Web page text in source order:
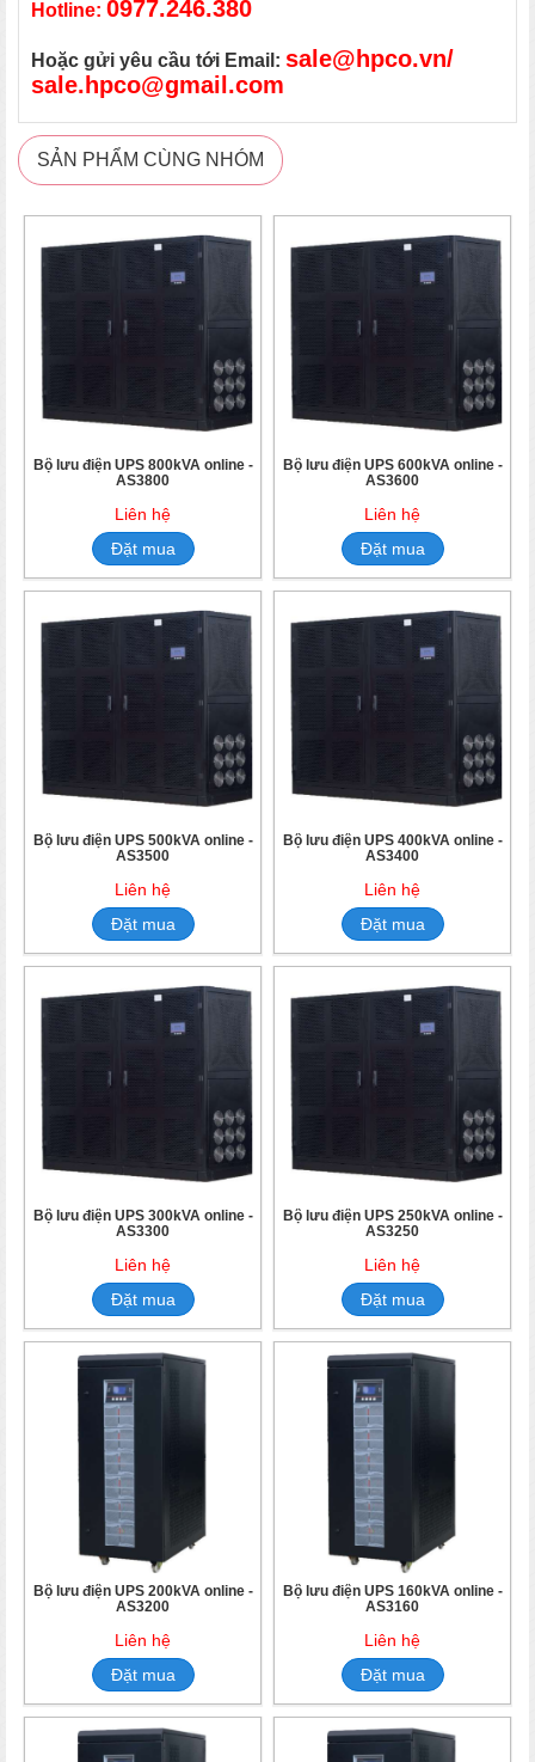
Hotline: 0977.246.380
Hoặc gửi yêu cầu tới Email: sale@hpco.vn/
sale.hpco@gmail.com
SẢN PHẨM CÙNG NHÓM
Bộ lưu điện UPS 800kVA online -
AS3800
Liên hệ
Đặt mua
Bộ lưu điện UPS 600kVA online -
AS3600
Liên hệ
Đặt mua
Bộ lưu điện UPS 500kVA online -
AS3500
Liên hệ
Đặt mua
Bộ lưu điện UPS 400kVA online -
AS3400
Liên hệ
Đặt mua
Bộ lưu điện UPS 300kVA online -
AS3300
Liên hệ
Đặt mua
Bộ lưu điện UPS 250kVA online -
AS3250
Liên hệ
Đặt mua
Bộ lưu điện UPS 200kVA online -
AS3200
Liên hệ
Đặt mua
Bộ lưu điện UPS 160kVA online -
AS3160
Liên hệ
Đặt mua